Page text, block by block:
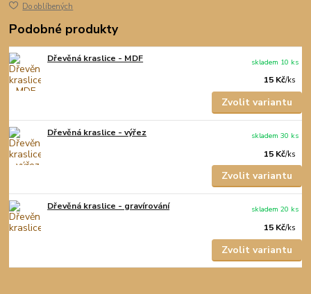
Do oblíbených
Podobné produkty
Dřevěná kraslice - MDF
15 Kč/ks
skladem 10 ks
Zvolit variantu
Dřevěná kraslice - výřez
15 Kč/ks
skladem 30 ks
Zvolit variantu
Dřevěná kraslice - gravírování
15 Kč/ks
skladem 20 ks
Zvolit variantu